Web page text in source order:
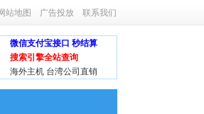
站地图 广告投放 联系我们
微信支付宝接口 秒结算
搜索引擎全站查询
海外主机 台湾公司直销